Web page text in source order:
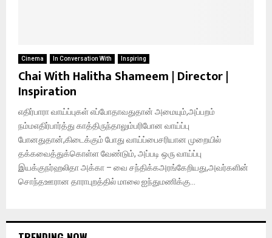
Cinema In Conversation With Inspiring
Chai With Halitha Shameem | Director |
Inspiration
எதிர்பாரா வாய்ப்புகள் எப்போதாவதுதான் அமையும்,அப்பறம்
நம்மஎதிர்பார்த்து காத்திருந்தாலும்பரிபோன வாய்ப்பு
போனதுதான்,கிடைக்கும் போது வாய்ப்பைசரியான முறையில்
தக்கவைத்துக்கொள்ள வேண்டும், அப்படி ஒரு வாய்ப்பு
இயக்குநர்ஹலிதா அக்கா – வை சந்திக்கஅரங்கேறியது,அவர்களின்
சொந்தஊரான தாராபுறத்தில் மாலை ஐந்துமணிக்கு...